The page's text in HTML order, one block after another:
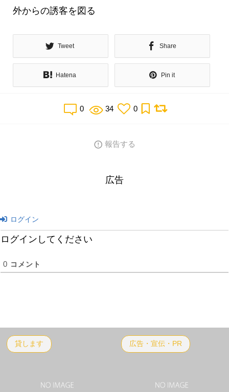
外からの誘客を図る
Tweet Share
Hatena Pin it
0 34 0
報告する
広告
ログイン
ログインしてください
0 コメント
貸します 広告・宣伝・PR